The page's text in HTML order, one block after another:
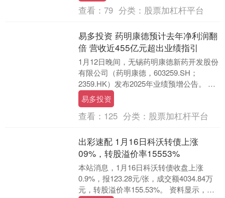
查看： 79 分类： 股票加杠杆平台
易多投资 药明康德预计去年净利润翻
倍 营收近455亿元超出业绩指引
1月12日晚间，无锡药明康德新药开发股份
有限公司（药明康德，603259.SH；
2359.HK）发布2025年业绩预增公告。 药
明康德预计2025年度实现营业收....
易多投资
查看： 125 分类： 股票加杠杆平台
出彩速配 1月16日科沃转债上涨
09%，转股溢价率15553%
本站消息，1月16日科沃转债收盘上涨
0.9%，报123.28元/张，成交额4034.84万
元，转股溢价率155.53%。 资料显示，科